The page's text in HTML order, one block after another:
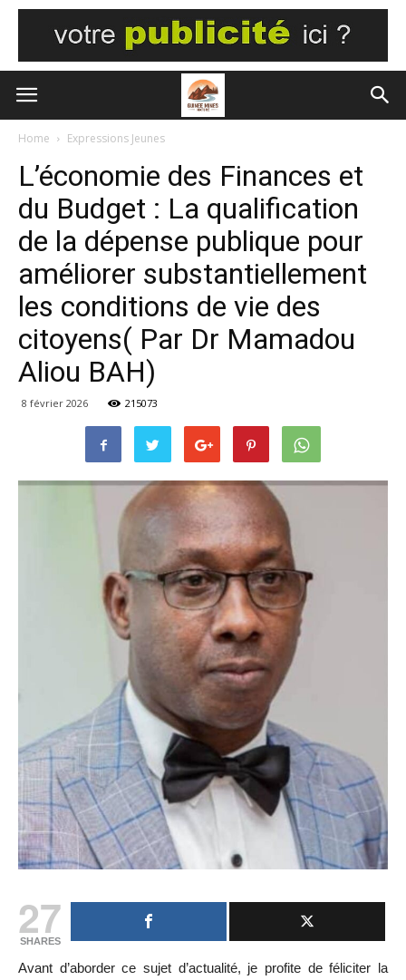
Home Expressions Jeunes
L’économie des Finances et
du Budget : La qualification
de la dépense publique pour
améliorer substantiellement
les conditions de vie des
citoyens( Par Dr Mamadou
Aliou BAH)
8 février 2026 215073
27
SHARES
Avant d’aborder ce sujet d’actualité, je profite de féliciter la